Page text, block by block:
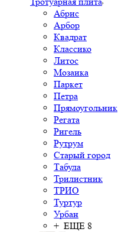
Абрис
Арбор
Квадрат
Классико
Литос
Мозаика
Паркет
Петра
Прямоугольник
Регата
Ригель
Рутрум
Старый город
Табула
Трилистник
ТРИО
Туртур
Урбан
+ ЕЩЕ 8